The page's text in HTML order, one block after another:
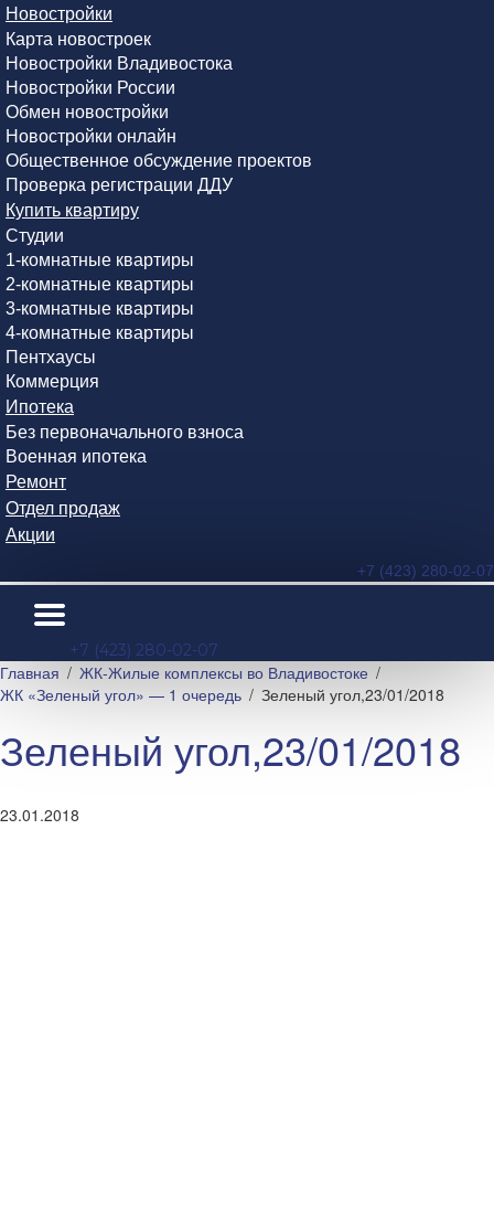
Новостройки
Карта новостроек
Новостройки Владивостока
Новостройки России
Обмен новостройки
Новостройки онлайн
Общественное обсуждение проектов
Проверка регистрации ДДУ
Купить квартиру
Студии
1-комнатные квартиры
2-комнатные квартиры
3-комнатные квартиры
4-комнатные квартиры
Пентхаусы
Коммерция
Ипотека
Без первоначального взноса
Военная ипотека
Ремонт
Отдел продаж
Акции
+7 (423) 280-02-07
+7 (423) 280-02-07
Главная
ЖК-Жилые комплексы во Владивостоке
ЖК «Зеленый угол» — 1 очередь
Зеленый угол,23/01/2018
Зеленый угол,23/01/2018
23.01.2018